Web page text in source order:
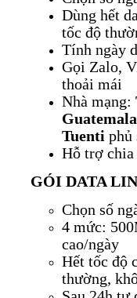
Dùng hết
tốc độ
Tính ngày
Gọi Zalo,
thoải mái
Nhà mạng:
Tuenti phủ
Hỗ trợ
GÓI DATA
Chọn số
4 mức:
cao/ngày
Hết tốc độ
thường,